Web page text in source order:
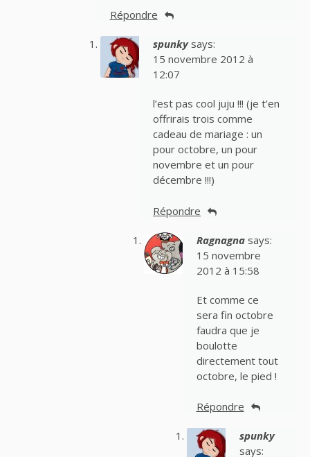
Répondre
spunky says:
15 novembre 2012 à
12:07
l’est pas cool juju !!! (je t’en
offrirais trois comme
cadeau de mariage : un
pour octobre, un pour
novembre et un pour
décembre !!!)
Répondre
Ragnagna says:
15 novembre
2012 à 15:58
Et comme ce
sera fin octobre
faudra que je
boulotte
directement tout
octobre, le pied !
Répondre
spunky
says: